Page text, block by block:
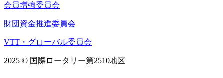
会員増強委員会
財団資金推進委員会
VTT・グローバル委員会
2025 © 国際ロータリー第2510地区